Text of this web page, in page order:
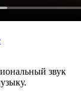
звук